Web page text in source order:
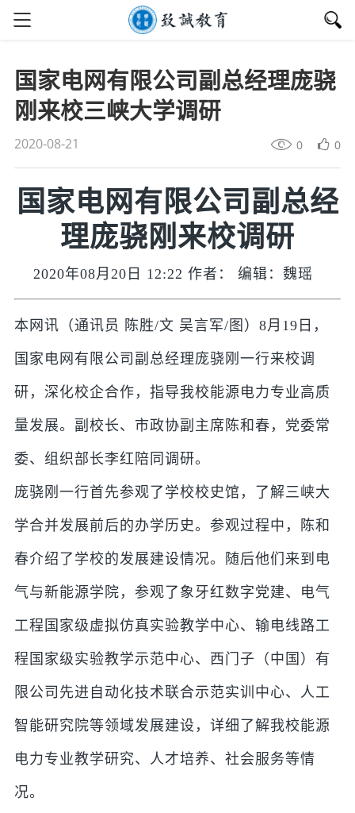
国家电网有限公司副总经理庞骁
刚来校三峡大学调研
2020-08-21 0 0
国家电网有限公司副总经
理庞骁刚来校调研
2020年08月20日 12:22 作者： 编辑：魏瑶
本网讯（通讯员 陈胜/文 吴言军/图）8月19日，
国家电网有限公司副总经理庞骁刚一行来校调
研，深化校企合作，指导我校能源电力专业高质
量发展。副校长、市政协副主席陈和春，党委常
委、组织部长李红陪同调研。
庞骁刚一行首先参观了学校校史馆，了解三峡大
学合并发展前后的办学历史。参观过程中，陈和
春介绍了学校的发展建设情况。随后他们来到电
气与新能源学院，参观了象牙红数字党建、电气
工程国家级虚拟仿真实验教学中心、输电线路工
程国家级实验教学示范中心、西门子（中国）有
限公司先进自动化技术联合示范实训中心、人工
智能研究院等领域发展建设，详细了解我校能源
电力专业教学研究、人才培养、社会服务等情
况。